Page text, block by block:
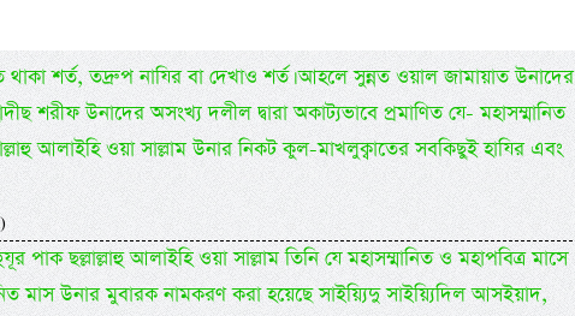
থাকা শর্ত, তদ্রুপ নাযির বা দেখাও শর্ত। আহলে সুন্নত ওয়াল জামায়াত উনাদের
শরীফ উনাদের অসংখ্য দলীল দ্বারা অকাট্যভাবে প্রমাণিত যে- মহাসম্মানিত
আলাইহি ওয়া সাল্লাম উনার নিকট কুল-মাখলুক্বাতের সবকিছুই হাযির এবং
পাক ছল্লাল্লাহু আলাইহি ওয়া সাল্লাম তিনি যে মহাসম্মানিত ও মহাপবিত্র মাসে
মাস উনার মুবারক নামকরণ করা হয়েছে সাইয়্যিদু সাইয়্যিদিল আসইয়াদ,